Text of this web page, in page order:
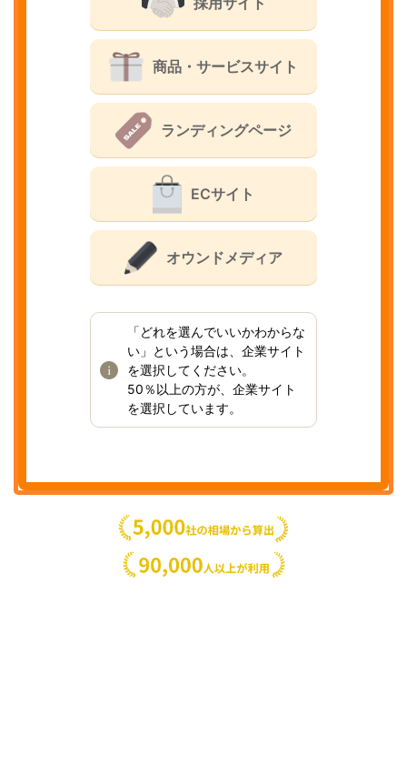
商品・サービスサイト
ランディングページ
ECサイト
オウンドメディア
「どれを選んでいいかわからな
い」という場合は、企業サイト
を選択してください。
50％以上の方が、企業サイト
を選択しています。